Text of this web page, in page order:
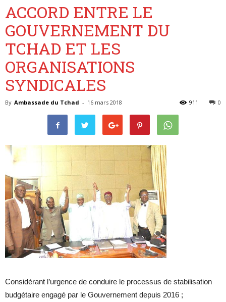
ACCORD ENTRE LE
GOUVERNEMENT DU
TCHAD ET LES
ORGANISATIONS
SYNDICALES
By Ambassade du Tchad - 16 mars 2018 0
911
Considérant l’urgence de conduire le processus de stabilisation
budgétaire engagé par le Gouvernement depuis 2016 ;